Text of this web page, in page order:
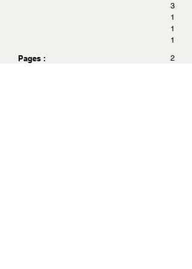
3
1
1
1
Pages :
2